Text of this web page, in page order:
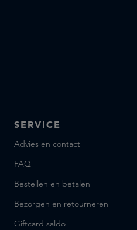
SERVICE
Advies en contact
FAQ
Bestellen en betalen
Bezorgen en retourneren
Giftcard saldo